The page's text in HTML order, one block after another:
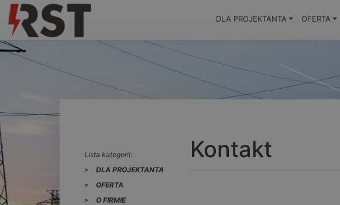
DLA PROJEKTANTA OFERTA
Lista kategorii:
DLA PROJEKTANTA
OFERTA
O FIRMIE
Kontakt